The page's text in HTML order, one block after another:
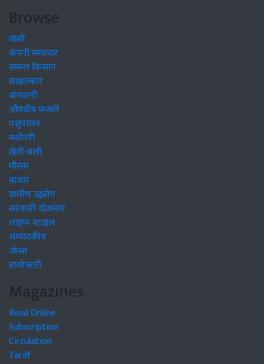
Browse
खबरें
कंपनी समाचार
सफल किसान
साक्षात्कार
बागवानी
औषधीय फसलें
पशुपालन
मशीनरी
खेती-बाड़ी
मौसम
बाजार
ग्रामीण उद्द्योग
सरकारी योजनाएं
लाइफ स्टाइल
सम्पादकीय
जॉब्स
डायरेक्टरी
Magazines
Read Online
Subscription
Circulation
Tariff